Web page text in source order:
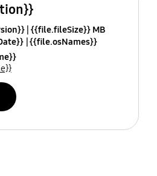
{{file.fileSize}} MB
{{file.osNames}}